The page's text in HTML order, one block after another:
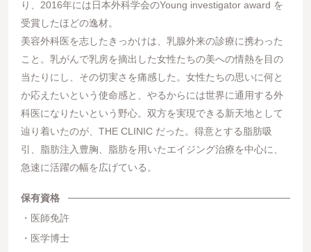
り、2016年には日本外科学会のYoung investigator award を
受賞したほどの逸材。
美容外科医を志したきっかけは、乳腺外来の診療に携わった
こと。乳がんで乳房を摘出した女性たちの美への情熱を目の
当たりにし、その切実さを痛感した。女性たちの思いに何と
か応えたいという使命感と、やるからには世界に通用する外
科医になりたいという野心。双方を実現できる新天地として
辿り着いたのが、THE CLINIC だった。得意とする脂肪吸
引、脂肪注入豊胸、脂肪を用いたエイジング治療を中心に、
急速に活躍の幅を広げている。
保有資格
医師免許
医学博士